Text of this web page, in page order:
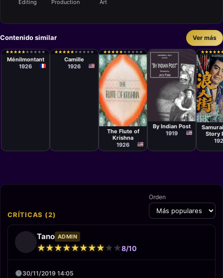
Editing Production Art
Contenido similar Ver más
★
★★
★★
★★
★★
★★
★ ★
★ ★
★ ★
★ ★
★
Dimitri
Kirsanoff
Ménilmontant
1926
★
★★
★★
★★
★★
★★
★ ★
★ ★
★ ★
★ ★
★
Ralph Barton
Camille
1926
★
★★
★★
★★
★★
★★
★ ★
★ ★
★ ★
★ ★
★
Cortometraje
Rouben
Mamoulian
The Flute of
Krishna
1926
Cortometraje
John Ford
By Indian Post
1919
★
★★
★★
★★
★★
★
Story
CRÍTICAS (2)
Orden
Tano ADMIN
★
★★
★★
★★
★★
★★
★★
★★
★★
★★
★8/10
30/11/2019 14:05